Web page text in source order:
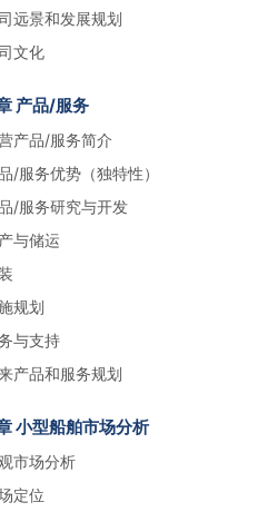
远景和发展规划
文化
产品/服务
产品/服务简介
/服务优势（独特性）
/服务研究与开发
与储运
规划
与支持
产品和服务规划
小型船舶市场分析
市场分析
定位